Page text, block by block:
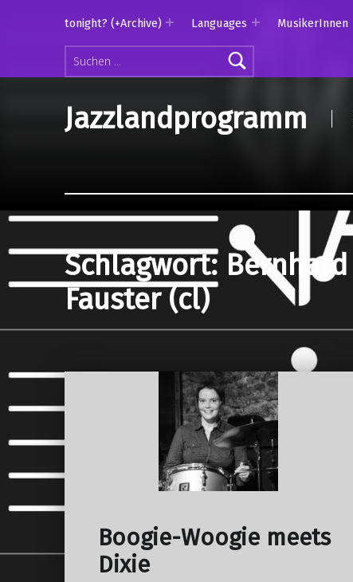
Suchen nach:
tonight? (+Archive) Languages MusikerInnen
Jazzlandprogramm
Schlagwort: Bernhard
Fauster (cl)
Boogie-Woogie meets
Dixie